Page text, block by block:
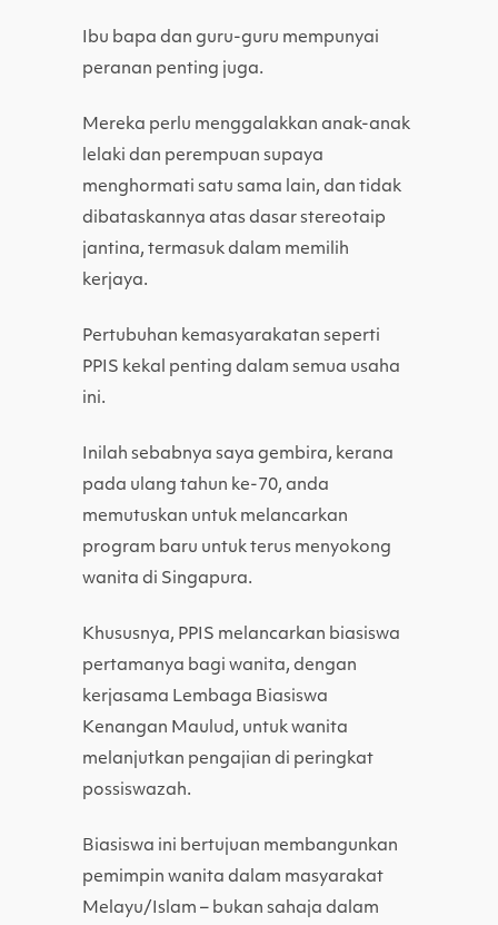
Ibu bapa dan guru-guru mempunyai
peranan penting juga.
Mereka perlu menggalakkan anak-anak
lelaki dan perempuan supaya
menghormati satu sama lain, dan tidak
dibataskannya atas dasar stereotaip
jantina, termasuk dalam memilih
kerjaya.
Pertubuhan kemasyarakatan seperti
PPIS kekal penting dalam semua usaha
ini.
Inilah sebabnya saya gembira, kerana
pada ulang tahun ke-70, anda
memutuskan untuk melancarkan
program baru untuk terus menyokong
wanita di Singapura.
Khususnya, PPIS melancarkan biasiswa
pertamanya bagi wanita, dengan
kerjasama Lembaga Biasiswa
Kenangan Maulud, untuk wanita
melanjutkan pengajian di peringkat
possiswazah.
Biasiswa ini bertujuan membangunkan
pemimpin wanita dalam masyarakat
Melayu/Islam – bukan sahaja dalam